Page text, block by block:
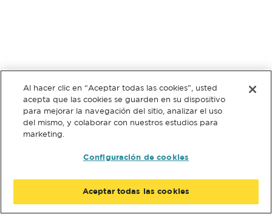
Al hacer clic en “Aceptar todas las cookies”, usted
acepta que las cookies se guarden en su dispositivo
para mejorar la navegación del sitio, analizar el uso
del mismo, y colaborar con nuestros estudios para
marketing.
Configuración de cookies
Aceptar todas las cookies